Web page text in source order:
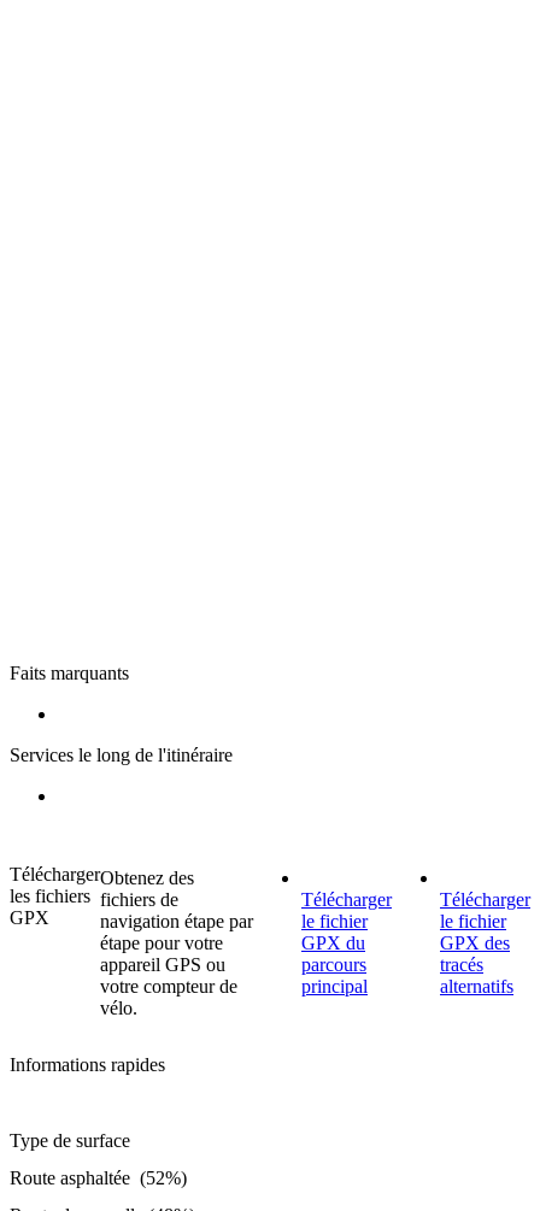
Faits marquants
Services le long de l'itinéraire
Télécharger
les fichiers
GPX
Obtenez des
fichiers de
navigation étape par
étape pour votre
appareil GPS ou
votre compteur de
vélo.
Télécharger
le fichier
GPX du
parcours
principal
Télécharger
le fichier
GPX des
tracés
alternatifs
Informations rapides
Type de surface
Route asphaltée (52%)